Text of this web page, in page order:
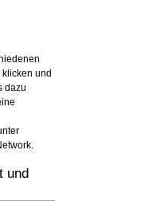
und
dazu
und